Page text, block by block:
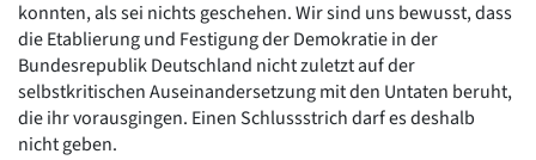
konnten, als sei nichts geschehen. Wir sind uns bewusst, dass
die Etablierung und Festigung der Demokratie in der
Bundesrepublik Deutschland nicht zuletzt auf der
selbstkritischen Auseinandersetzung mit den Untaten beruht,
die ihr vorausgingen. Einen Schlussstrich darf es deshalb
nicht geben.